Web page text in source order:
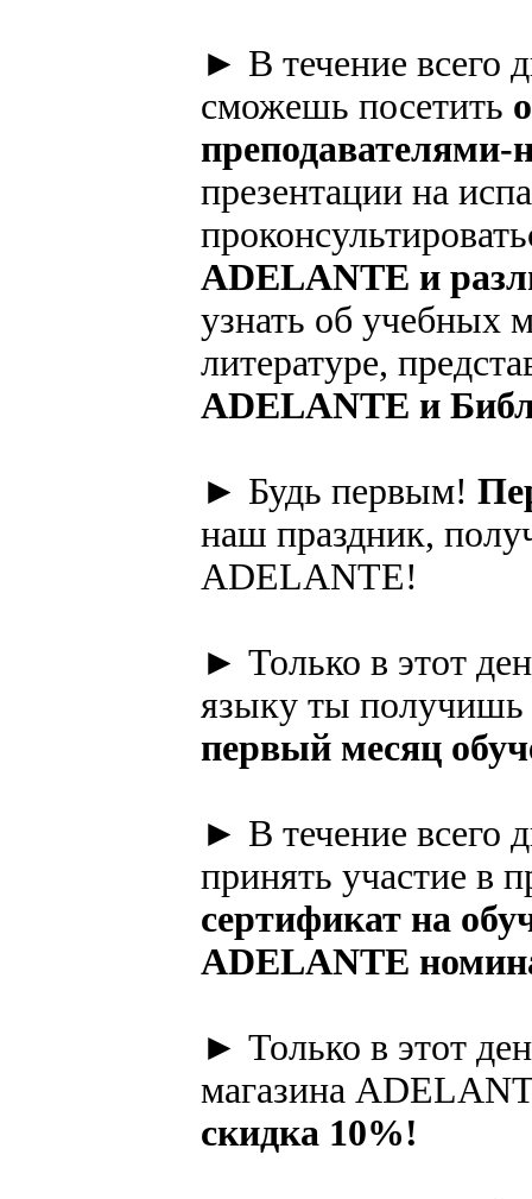
► В течение всего
сможешь посетить
преподавателями-
презентации на
ADELANTE и
узнать об учебных
литературе,
ADELANTE и
► Будь первым!
наш праздник,
ADELANTE!
► Только в этот
языку ты получишь
первый месяц
► В течение всего
принять участие в
сертификат на
ADELANTE
► Только в этот
магазина
скидка 10%!